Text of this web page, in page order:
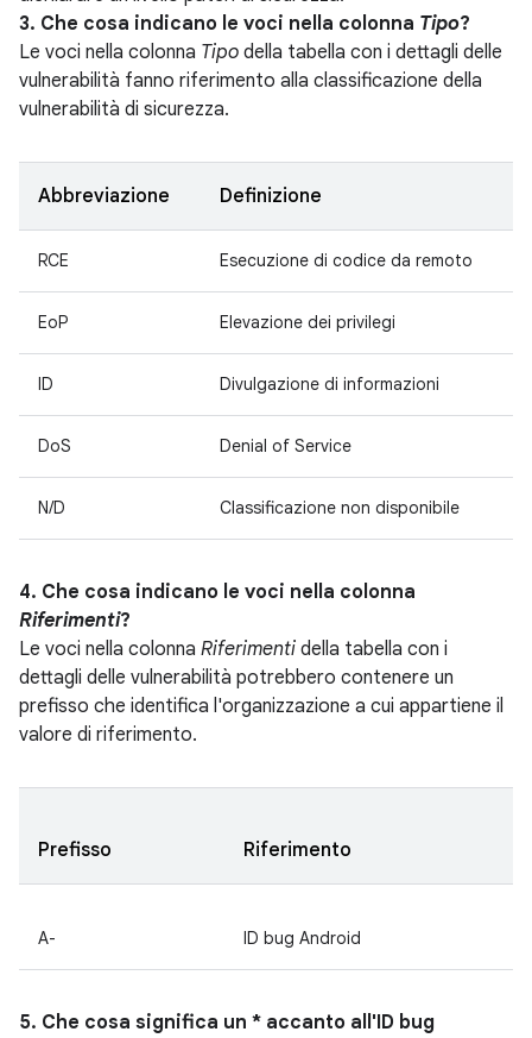
3. Che cosa indicano le voci nella colonna Tipo?
Le voci nella colonna Tipo della tabella con i dettagli delle
vulnerabilità fanno riferimento alla classificazione della
vulnerabilità di sicurezza.
Abbreviazione Definizione
RCE Esecuzione di codice da remoto
EoP Elevazione dei privilegi
ID Divulgazione di informazioni
DoS Denial of Service
N/D Classificazione non disponibile
4. Che cosa indicano le voci nella colonna
Riferimenti?
Le voci nella colonna Riferimenti della tabella con i
dettagli delle vulnerabilità potrebbero contenere un
prefisso che identifica l'organizzazione a cui appartiene il
valore di riferimento.
Prefisso Riferimento
A- ID bug Android
5. Che cosa significa un * accanto all'ID bug